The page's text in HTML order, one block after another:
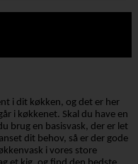
i dit køkken, og det er her
i køkkenet. Skal du have en
brug en basisvask, der er let
dit behov, så er der gode
i vores store